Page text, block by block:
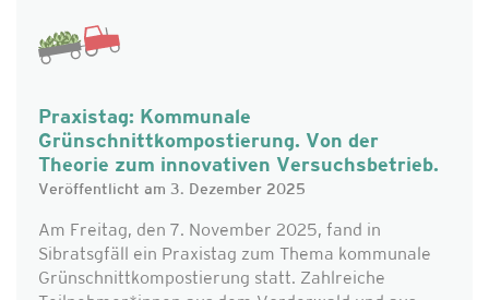
Praxistag: Kommunale
Grünschnittkompostierung. Von der
Theorie zum innovativen Versuchsbetrieb.
Veröffentlicht am 3. Dezember 2025
Am Freitag, den 7. November 2025, fand in
Sibratsgfäll ein Praxistag zum Thema kommunale
Grünschnittkompostierung statt. Zahlreiche